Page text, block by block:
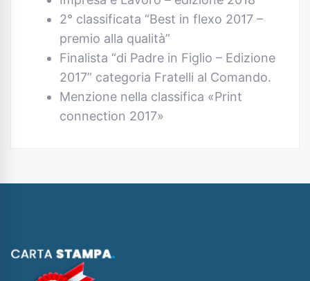
2° classificata “Best in flexo 2017 –
premio alla qualità”
Finalista “di Padre in Figlio – Edizione
2017” categoria Fratelli al Comando.
Menzione nella classifica «Print
connection 2017»